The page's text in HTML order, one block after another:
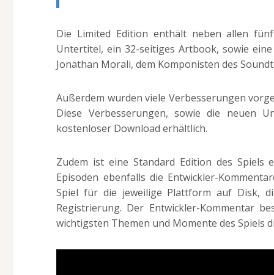
Die Limited Edition enthält neben allen
Untertitel, ein 32-seitiges Artbook, sowie
Jonathan Morali, dem Komponisten des
Außerdem wurden viele Verbesserungen
Diese Verbesserungen, sowie die neuen
kostenloser Download erhältlich.
Zudem ist eine Standard Edition des
Episoden ebenfalls die Entwickler-
Spiel für die jeweilige Plattform auf Disk,
Registrierung. Der Entwickler-Kommentar
wichtigsten Themen und Momente des Spiels